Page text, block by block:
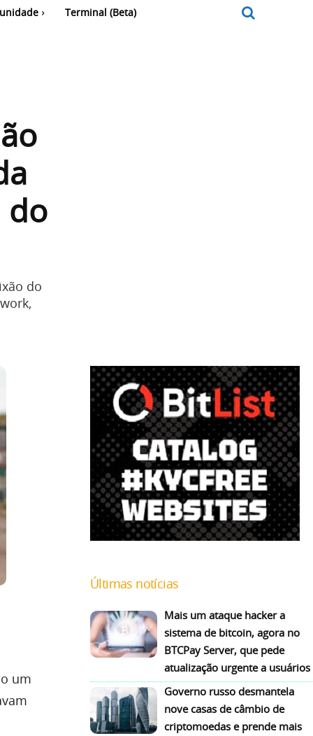
Terminal (Beta)
do
do
um
Últimas notícias
Mais um ataque hacker a
sistema de bitcoin, agora no
BTCPay Server, que pede
atualização urgente a usuários
Governo russo desmantela
nove casas de câmbio de
criptomoedas e prende mais